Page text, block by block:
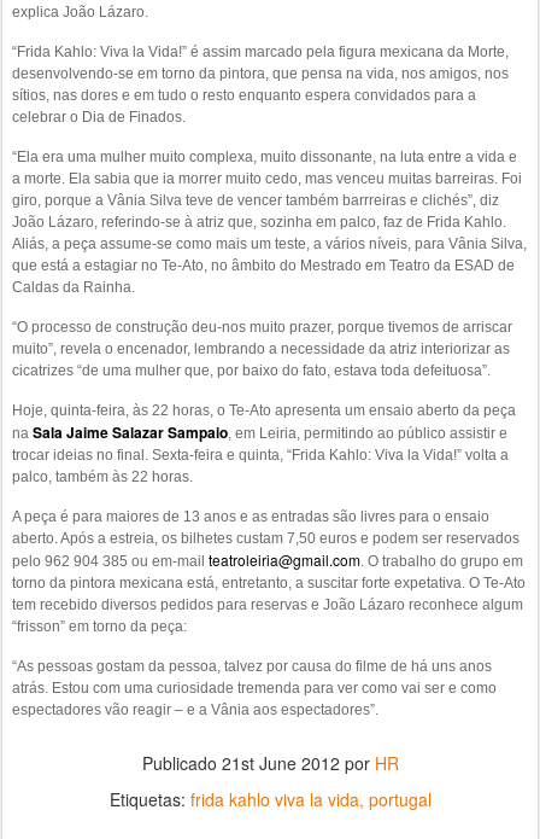
explica João Lázaro.
“Frida Kahlo: Viva la Vida!” é assim marcado pela figura mexicana da Morte,
desenvolvendo-se em torno da pintora, que pensa na vida, nos amigos, nos
sítios, nas dores e em tudo o resto enquanto espera convidados para a
celebrar o Dia de Finados.
“Ela era uma mulher muito complexa, muito dissonante, na luta entre a vida e
a morte. Ela sabia que ia morrer muito cedo, mas venceu muitas barreiras. Foi
giro, porque a Vânia Silva teve de vencer também barrreiras e clichés”, diz
João Lázaro, referindo-se à atriz que, sozinha em palco, faz de Frida Kahlo.
Aliás, a peça assume-se como mais um teste, a vários níveis, para Vânia Silva,
que está a estagiar no Te-Ato, no âmbito do Mestrado em Teatro da ESAD de
Caldas da Rainha.
“O processo de construção deu-nos muito prazer, porque tivemos de arriscar
muito”, revela o encenador, lembrando a necessidade da atriz interiorizar as
cicatrizes “de uma mulher que, por baixo do fato, estava toda defeituosa”.
Hoje, quinta-feira, às 22 horas, o Te-Ato apresenta um ensaio aberto da peça
na Sala Jaime Salazar Sampaio, em Leiria, permitindo ao público assistir e
trocar ideias no final. Sexta-feira e quinta, “Frida Kahlo: Viva la Vida!” volta a
palco, também às 22 horas.
A peça é para maiores de 13 anos e as entradas são livres para o ensaio
aberto. Após a estreia, os bilhetes custam 7,50 euros e podem ser reservados
pelo 962 904 385 ou em-mail teatroleiria@gmail.com. O trabalho do grupo em
torno da pintora mexicana está, entretanto, a suscitar forte expetativa. O Te-Ato
tem recebido diversos pedidos para reservas e João Lázaro reconhece algum
“frisson” em torno da peça:
“As pessoas gostam da pessoa, talvez por causa do filme de há uns anos
atrás. Estou com uma curiosidade tremenda para ver como vai ser e como
espectadores vão reagir – e a Vânia aos espectadores”.
Publicado 21st June 2012 por HR
Etiquetas: frida kahlo viva la vida portugal